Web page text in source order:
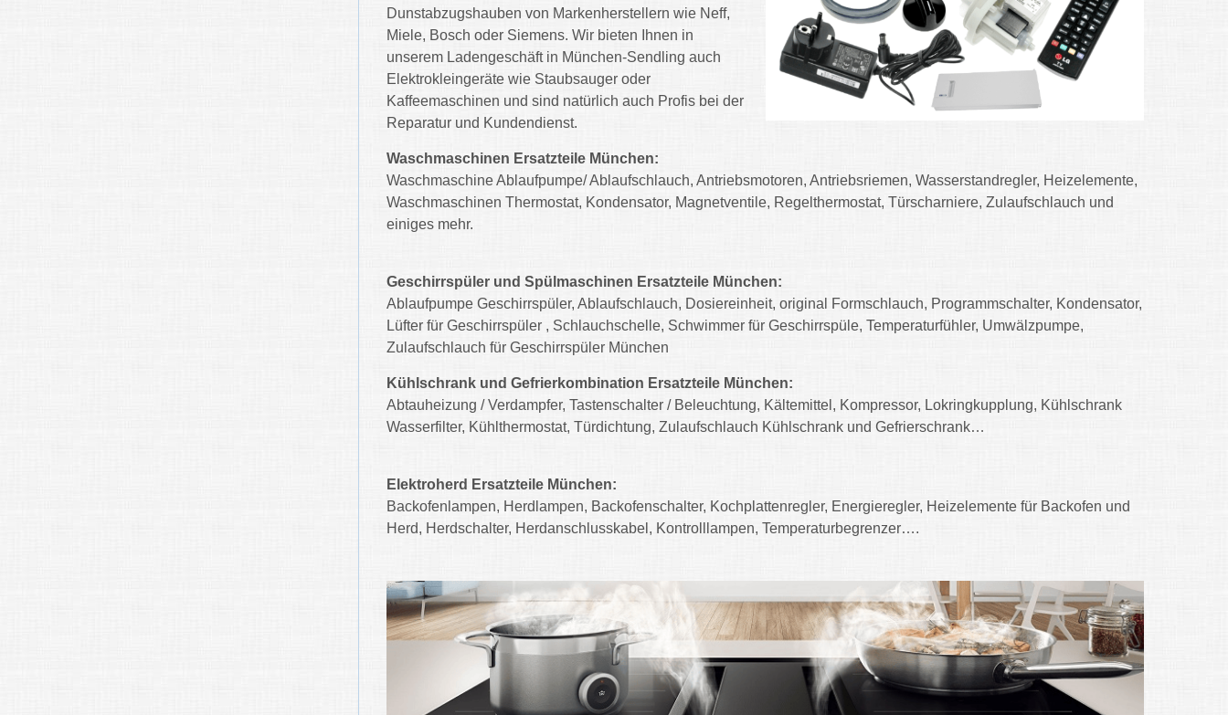
Dunstabzugshauben von Markenherstellern wie Neff,
Miele, Bosch oder Siemens. Wir bieten Ihnen in
unserem Ladengeschäft in München-Sendling auch
Elektrokleingeräte wie Staubsauger oder
Kaffeemaschinen und sind natürlich auch Profis bei der
Reparatur und Kundendienst.
Waschmaschinen Ersatzteile München:
Waschmaschine Ablaufpumpe/ Ablaufschlauch, Antriebsmotoren, Antriebsriemen, Wasserstandregler, Heizelemente,
Waschmaschinen Thermostat, Kondensator, Magnetventile, Regelthermostat, Türscharniere, Zulaufschlauch und
einiges mehr.
Geschirrspüler und Spülmaschinen Ersatzteile München:
Ablaufpumpe Geschirrspüler, Ablaufschlauch, Dosiereinheit, original Formschlauch, Programmschalter, Kondensator,
Lüfter für Geschirrspüler , Schlauchschelle, Schwimmer für Geschirrspüle, Temperaturfühler, Umwälzpumpe,
Zulaufschlauch für Geschirrspüler München
Kühlschrank und Gefrierkombination Ersatzteile München:
Abtauheizung / Verdampfer, Tastenschalter / Beleuchtung, Kältemittel, Kompressor, Lokringkupplung, Kühlschrank
Wasserfilter, Kühlthermostat, Türdichtung, Zulaufschlauch Kühlschrank und Gefrierschrank…
Elektroherd Ersatzteile München:
Backofenlampen, Herdlampen, Backofenschalter, Kochplattenregler, Energieregler, Heizelemente für Backofen und
Herd, Herdschalter, Herdanschlusskabel, Kontrolllampen, Temperaturbegrenzer….